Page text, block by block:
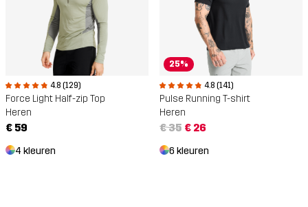
4.8 (129)
Force Light Half-zip Top
Heren
€ 59
4 kleuren
25%
4.8 (141)
Pulse Running T-shirt
Heren
€ 35 € 26
6 kleuren